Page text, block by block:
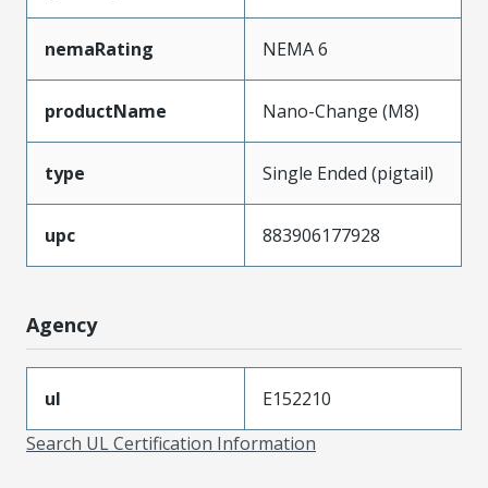
nemaRating NEMA 6
productName Nano-Change (M8)
type Single Ended (pigtail)
upc 883906177928
Agency
ul
E152210
Search UL Certification Information